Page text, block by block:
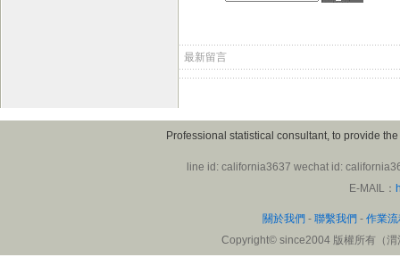
障礙。
最新留言
Professional statistical consultant, to provide
line id: california3637 wechat id:
E-MAIL：
關於我們 - 聯繫我們 - 作業
Copyright©since2004 版權所有（渭